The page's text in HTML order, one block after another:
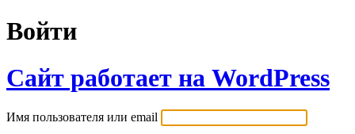
Войти
Сайт работает на WordPress
Имя пользователя или email